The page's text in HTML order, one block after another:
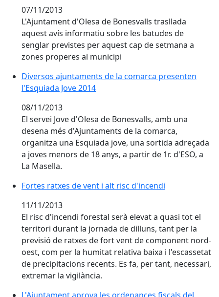
07/11/2013
L'Ajuntament d'Olesa de Bonesvalls trasllada
aquest avís informatiu sobre les batudes de
senglar previstes per aquest cap de setmana a
zones properes al municipi
Diversos ajuntaments de la comarca presenten
l'Esquiada Jove 2014
08/11/2013
El servei Jove d'Olesa de Bonesvalls, amb una
desena més d'Ajuntaments de la comarca,
organitza una Esquiada jove, una sortida adreçada
a joves menors de 18 anys, a partir de 1r. d'ESO, a
La Masella.
Fortes ratxes de vent i alt risc d'incendi
11/11/2013
El risc d'incendi forestal serà elevat a quasi tot el
territori durant la jornada de dilluns, tant per la
previsió de ratxes de fort vent de component nord-
oest, com per la humitat relativa baixa i l'escassetat
de precipitacions recents. Es fa, per tant, necessari,
extremar la vigilància.
L'Ajuntament aprova les ordenances fiscals del 2014